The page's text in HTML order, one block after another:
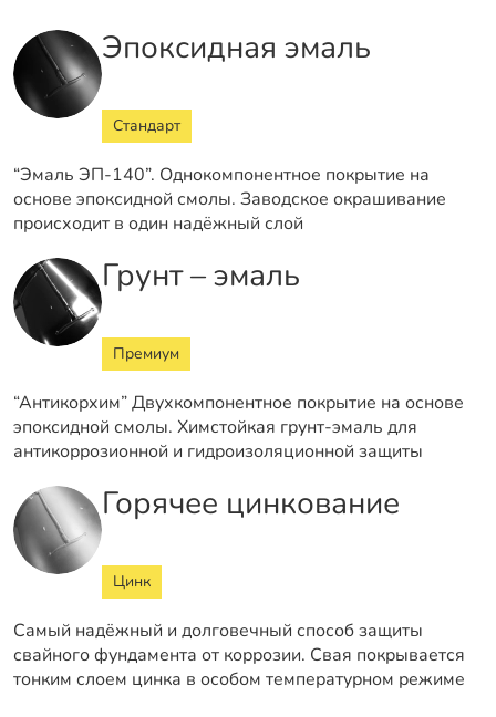
Эпоксидная эмаль
Стандарт
“Эмаль ЭП-140”. Однокомпонентное покрытие на
основе эпоксидной смолы. Заводское окрашивание
происходит в один надёжный слой
Грунт – эмаль
Премиум
“Антикорхим” Двухкомпонентное покрытие на основе
эпоксидной смолы. Химстойкая грунт-эмаль для
антикоррозионной и гидроизоляционной защиты
Горячее цинкование
Цинк
Самый надёжный и долговечный способ защиты
свайного фундамента от коррозии. Свая покрывается
тонким слоем цинка в особом температурном режиме